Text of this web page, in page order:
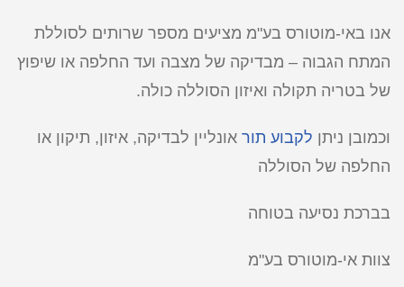
אנו באי-מוטורס בע"מ מציעים מספר שרותים לסוללת
המתח הגבוה – מבדיקה של מצבה ועד החלפה או שיפוץ
של בטריה תקולה ואיזון הסוללה כולה.
וכמובן ניתן לקבוע תור אונליין לבדיקה, איזון, תיקון או
החלפה של הסוללה
בברכת נסיעה בטוחה
צוות אי-מוטורס בע"מ